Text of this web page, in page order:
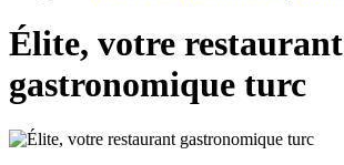
Élite, votre restaurant
gastronomique turc